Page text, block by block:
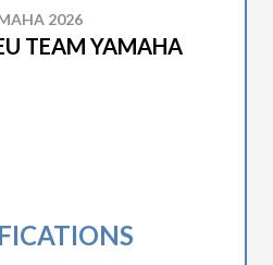
2026
TEAM YAMAHA